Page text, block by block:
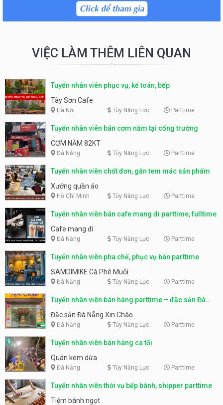
VIỆC LÀM THÊM LIÊN QUAN
Tuyển nhân viên phục vụ, kế toán, bếp
Tây Sơn Cafe
Hà Nội Tùy Năng Lực Parttime
Tuyển nhân viên bán cơm nắm tại cổng trường
CƠM NẮM 82KT
Đà Nẵng Tùy Năng Lực Parttime
Tuyển nhân viên chốt đơn, gắn tem mác sản phẩm
Xưởng quần áo
Hồ Chí Minh Tùy Năng Lực Parttime
Tuyển nhân viên bán cafe mang đi parttime, fulltime
Cafe mang đi
Đà Nẵng Tùy Năng Lực Parttime
Tuyển nhân viên pha chế, phục vụ bàn parttime
SAMDIMIKE Cà Phê Muối
Đà Nẵng Tùy Năng Lực Parttime
Tuyển nhân viên bán hàng parttime – đặc sản Đà
Nẵng
Đặc sản Đà Nẵng Xin Chào
Đà Nẵng Tùy Năng Lực Parttime
Tuyển nhân viên bán hàng ca tối
Quán kem dừa
Đà Nẵng Tùy Năng Lực Parttime
Tuyển nhân viên thời vụ bếp bánh, shipper parttime
Tiệm bánh ngọt